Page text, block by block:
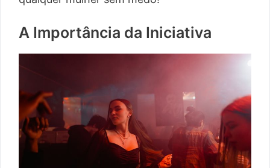
A Importância da Iniciativa